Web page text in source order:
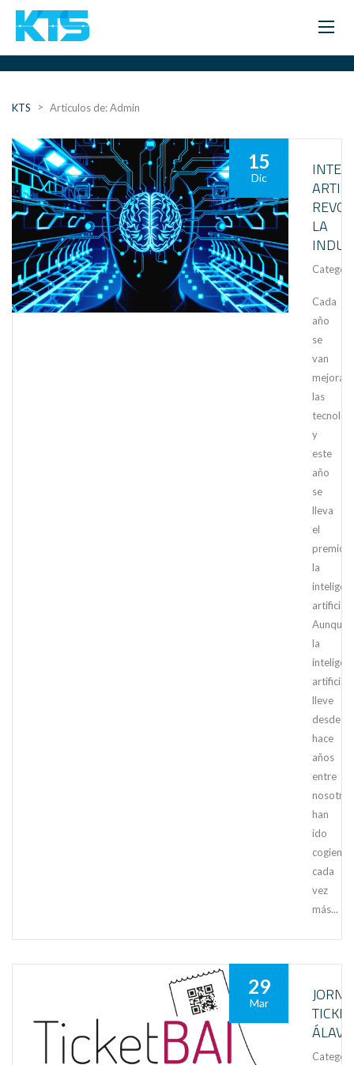
KTS > Artículos de: Admin
15
Dic
LA
Cada
año
se
van
las
y
este
año
se
lleva
el
premio
la
artificial.
Aunque
la
artificial
lleve
desde
hace
años
entre
han
ido
cogiendo
cada
vez
más...
29
Mar
ÁLAVA